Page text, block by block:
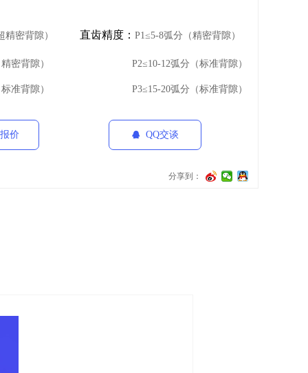
精密背隙）
背隙）
背隙）
分享到：
뀩 QQ交谈
直齿精度： P1≤5-8弧分（精密背隙）
P2≤10-12弧分（标准背隙）
P3≤15-20弧分（标准背隙）
价